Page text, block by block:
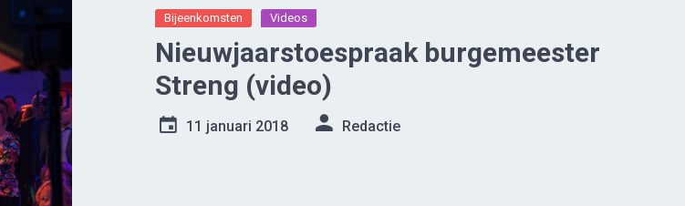
Bijeenkomsten Videos
Nieuwjaarstoespraak burgemeester
Streng (video)
11 januari 2018 Redactie